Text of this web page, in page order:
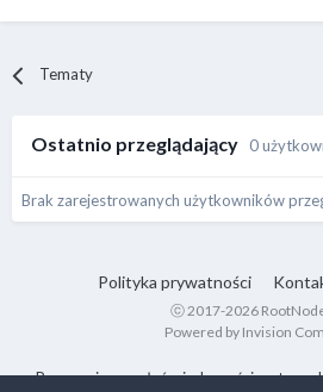
Tematy
Ostatnio przeglądający 0
Brak zarejestrowanych użytkowników
Polityka prywatności
ⓒ 2017-2026
Powered by Invision
Proszę nie wysyłać wiadomości na ten